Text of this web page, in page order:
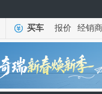
买车 报价 经销商